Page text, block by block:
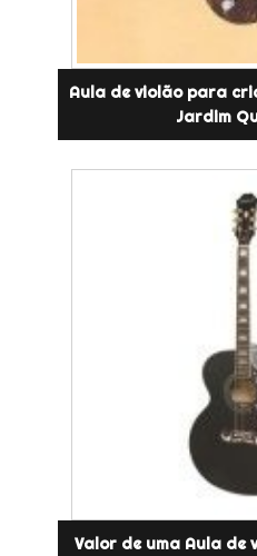
Aula de violão para
Jardim
Valor de uma Aula